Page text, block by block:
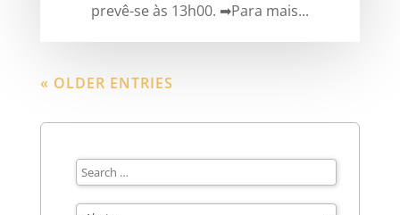
prevê-se às 13h00. ➡Para mais...
« OLDER ENTRIES